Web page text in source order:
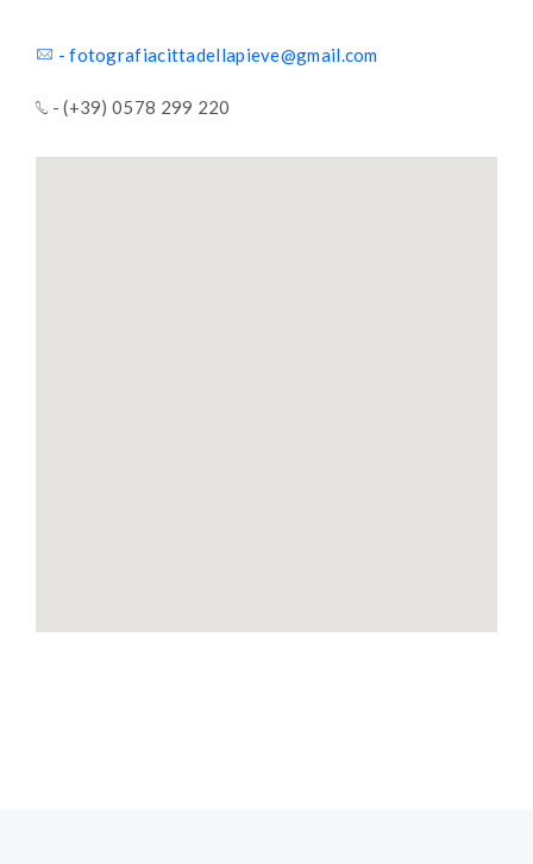
-fotografiacittadellapieve@gmail.com
- (+39) 0578 299 220